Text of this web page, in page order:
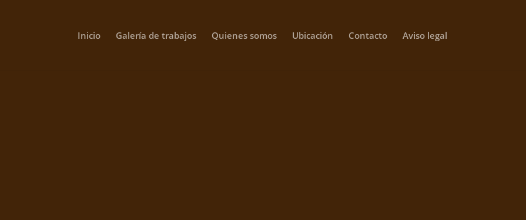
Inicio Galería de trabajos Quienes somos Ubicación Contacto Aviso legal